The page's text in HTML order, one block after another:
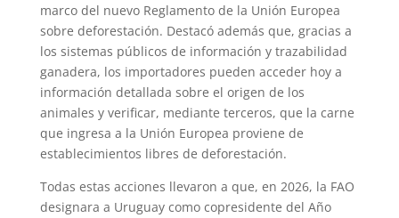
marco del nuevo Reglamento de la Unión Europea
sobre deforestación. Destacó además que, gracias a
los sistemas públicos de información y trazabilidad
ganadera, los importadores pueden acceder hoy a
información detallada sobre el origen de los
animales y verificar, mediante terceros, que la carne
que ingresa a la Unión Europea proviene de
establecimientos libres de deforestación.
Todas estas acciones llevaron a que, en 2026, la FAO
designara a Uruguay como copresidente del Año